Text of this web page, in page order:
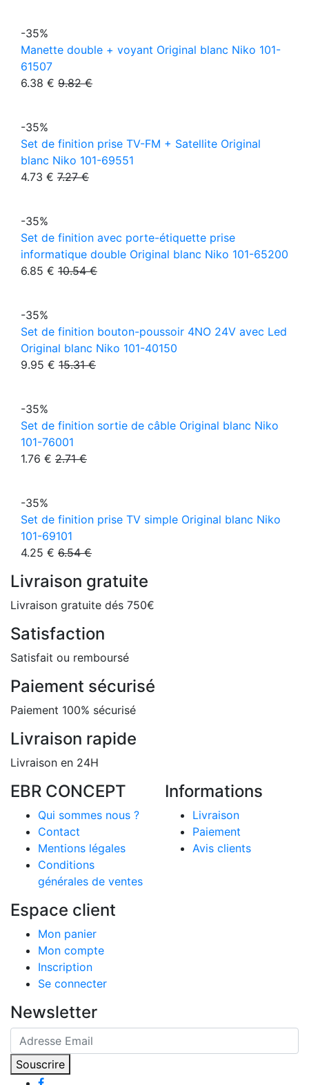
-35%
Manette double + voyant Original blanc Niko 101-
61507
6.38 € 9.82 €
-35%
Set de finition prise TV-FM + Satellite Original
blanc Niko 101-69551
4.73 € 7.27 €
-35%
Set de finition avec porte-étiquette prise
informatique double Original blanc Niko 101-65200
6.85 € 10.54 €
-35%
Set de finition bouton-poussoir 4NO 24V avec Led
Original blanc Niko 101-40150
9.95 € 15.31 €
-35%
Set de finition sortie de câble Original blanc Niko
101-76001
1.76 € 2.71 €
-35%
Set de finition prise TV simple Original blanc Niko
101-69101
4.25 € 6.54 €
Livraison gratuite
Livraison gratuite dés 750€
Satisfaction
Satisfait ou remboursé
Paiement sécurisé
Paiement 100% sécurisé
Livraison rapide
Livraison en 24H
EBR CONCEPT
Qui sommes nous ?
Contact
Mentions légales
Conditions
générales de ventes
Informations
Livraison
Paiement
Avis clients
Espace client
Mon panier
Mon compte
Inscription
Se connecter
Newsletter
Souscrire